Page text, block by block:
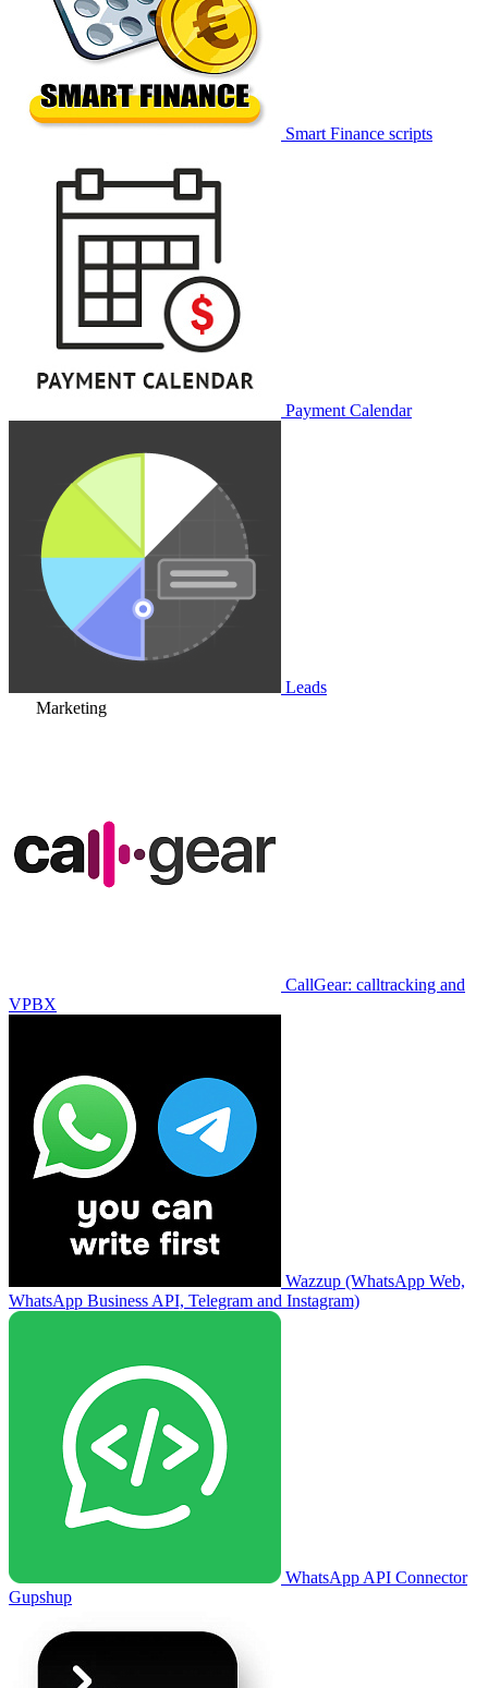
Smart Finance scripts
Payment Calendar
Leads
Marketing
CallGear: calltracking and
VPBX
Wazzup (WhatsApp Web,
WhatsApp Business API, Telegram and Instagram)
WhatsApp API Connector
Gupshup